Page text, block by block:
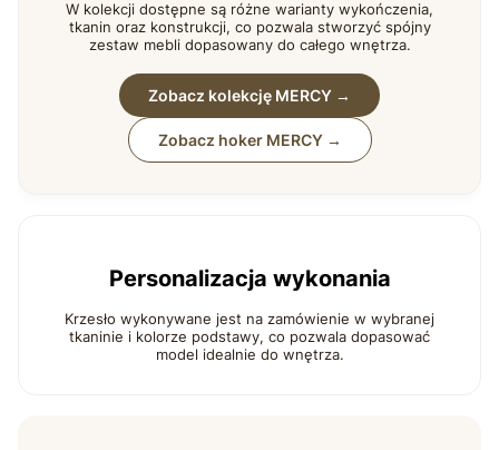
W kolekcji dostępne są różne warianty wykończenia,
tkanin oraz konstrukcji, co pozwala stworzyć spójny
zestaw mebli dopasowany do całego wnętrza.
Zobacz kolekcję MERCY →
Zobacz hoker MERCY →
Personalizacja wykonania
Krzesło wykonywane jest na zamówienie w wybranej
tkaninie i kolorze podstawy, co pozwala dopasować
model idealnie do wnętrza.